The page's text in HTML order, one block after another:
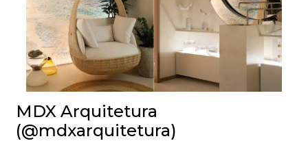
MDX Arquitetura
(@mdxarquitetura)